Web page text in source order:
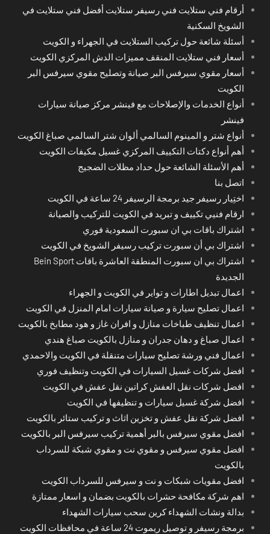
أرقام فني ستلايت فني رسيفر ستلايت أفضل فني ستلايت في
الشويخ السكنية
أسئلة شائعة حول تركيب الستلايت في الجهراء و الكويت
أسعار فني ستلايت المنقف مميزات الدش المركزي الكويت
أسعار مقوي سيرفس البر صيانة وتصليح مقوي سيرفس البر
الكويت
أنواع الخدمات والإصلاحات مع فينشر مركز صيانة سيارات
فينشر
أنواع شتر و المينوم السالمي ألوان شتر السالمي صباغ الكويت
أهم أنواع دكتات التكييف المركزي غسيل مكيفات الكويت
أهم الأسئلة الشائعة حول حداد مظلات الضجيج
اتصل بنا
اختِيار رسيفر جيد برمجة الرسيفر 24 ساعة في الكويت
ارقام فنيي تكييف و تبريد في الكويت للتركيب والصيانة
اشتراك باقات بي ان سبورت السعودية فوري
اشتراك بي أن سبورت تركيب رسيفر الشويخ في الكويت
اشتراك بي ان سبورت المنطقة العاشرة باقات Bein Sport
الجديدة
اعمال تبديل اطارات و تواير في الكويت و الجهراء
اعمال تصليح سيارة و صيانة سيارات امام المنزل في الكويت
اعمال تنظيف طباخات منازل و افران غاز و هود مطابخ بالكويت
اعمال صباغ و دهان جدران و منازل بالكويت صباغ هندي
اعمال فني ورشة تصليح سيارات متنقلة في الكويت والاحمدي
افضل شركات غسيل السيارات في الكويت وتنظيف فوري
افضل شركات نقل العفش كراتين نقل عفش في الكويت
افضل شركة غسيل سيارات و تنظيفها في الكويت
افضل شركة نقل عفش و تخزين اثاث و تركيب ستائر بالكويت
افضل مقوي سيرفس بالبر أهمية تركيب سيرفس البر بالكويت
افضل مقوي سيرفس و مقوي نت و مقوي شبكة للسرداب
بالكويت
افضل مقويات شبكات و نت و سيرفس للسرداب الكويت
اهم شركة مكافحة حشرات بالكويت بضمان و اسعار ممتازة
بدالة ونشات الشهداء كرين سحب سيارات الشهداء
برمجة رسيفر و توصيل ريموت 24 ساعة في محافظات الكويت